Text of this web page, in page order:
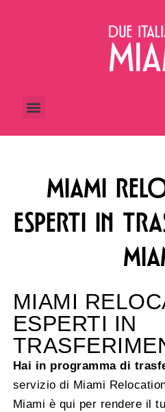
MIAMI
ESPERTI IN
MIAMI
ESPERTI IN
Hai in programma di
servizio di Miami
Miami è qui per rendere il